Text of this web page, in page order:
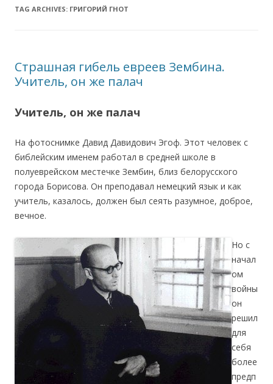
TAG ARCHIVES: ГРИГОРИЙ ГНОТ
Страшная гибель евреев Зембина.
Учитель, он же палач
Учитель, он же палач
На фотоснимке Давид Давидович Эгоф. Этот человек с
библейским именем работал в средней школе в
полуеврейском местечке Зембин, близ белорусского
города Борисова. Он преподавал немецкий язык и как
учитель, казалось, должен был сеять разумное, доброе,
вечное.
Но с
начал
ом
войны
он
решил
для
себя
более
предп